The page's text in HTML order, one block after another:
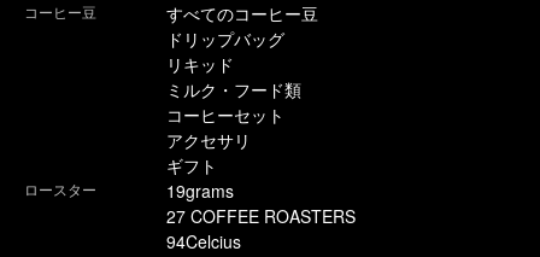
コーヒー豆
すべてのコーヒー豆
ドリップバッグ
リキッド
ミルク・フード類
コーヒーセット
アクセサリ
ギフト
ロースター
19grams
27 COFFEE ROASTERS
94Celcius